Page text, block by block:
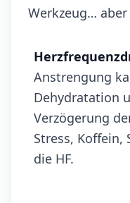
Werkzeug…
Anstrengung
Dehydratation
Verzögerung
Stress, Koffein,
die HF.